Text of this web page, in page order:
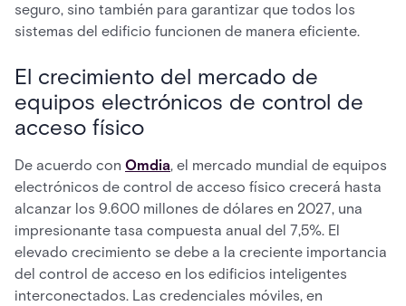
seguro, sino también para garantizar que todos los
sistemas del edificio funcionen de manera eficiente.
El crecimiento del mercado de
equipos electrónicos de control de
acceso físico
De acuerdo con Omdia, el mercado mundial de equipos
electrónicos de control de acceso físico crecerá hasta
alcanzar los 9.600 millones de dólares en 2027, una
impresionante tasa compuesta anual del 7,5%. El
elevado crecimiento se debe a la creciente importancia
del control de acceso en los edificios inteligentes
interconectados. Las credenciales móviles, en